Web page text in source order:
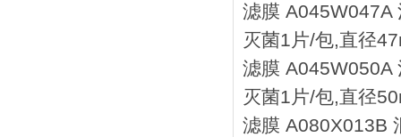
滤膜 A045W047A
灭菌1片/包,直径
滤膜 A045W050A
灭菌1片/包,直径
滤膜 A080X013B